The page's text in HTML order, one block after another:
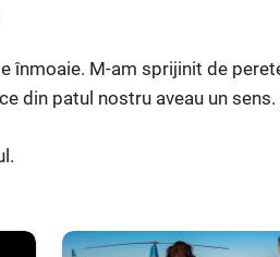
înmoaie. M-am sprijinit de
din patul nostru aveau un sens.